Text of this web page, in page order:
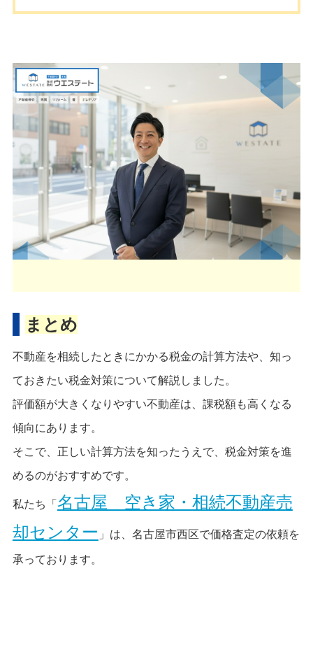
まとめ
不動産を相続したときにかかる税金の計算方法や、知っ
ておきたい税金対策について解説しました。
評価額が大きくなりやすい不動産は、課税額も高くなる
傾向にあります。
そこで、正しい計算方法を知ったうえで、税金対策を進
めるのがおすすめです。
私たち「 名古屋 空き家・相続不動産売
却センター 」は、名古屋市西区で価格査定の依頼を
承っております。